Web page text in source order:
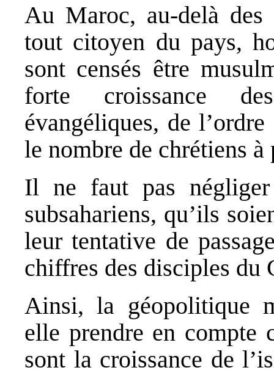
Au Maroc, au‐delà
tout citoyen du pays,
sont censés être
forte croissance
évangéliques, de
le nombre de chrétiens à
Il ne faut pas
subsahariens, qu’ils
leur tentative de
chiffres des disciples du
Ainsi, la géopolitique
elle prendre en compte
sont la croissance de